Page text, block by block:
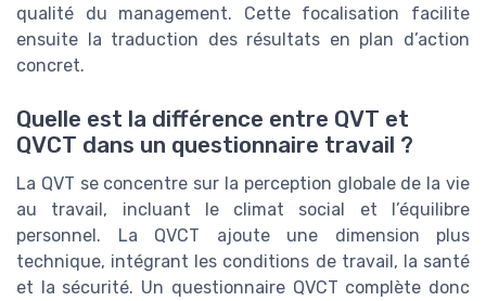
qualité du management. Cette focalisation facilite
ensuite la traduction des résultats en plan d’action
concret.
Quelle est la différence entre QVT et
QVCT dans un questionnaire travail ?
La QVT se concentre sur la perception globale de la vie
au travail, incluant le climat social et l’équilibre
personnel. La QVCT ajoute une dimension plus
technique, intégrant les conditions de travail, la santé
et la sécurité. Un questionnaire QVCT complète donc